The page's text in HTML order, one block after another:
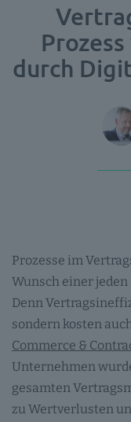
durch
Prozesse im
Wunsch einer
Denn
sondern kosten
Commerce &
Unternehmen
gesamten
zu Wertverlusten